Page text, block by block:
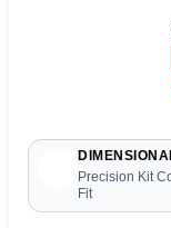
Precision Kit
Fit